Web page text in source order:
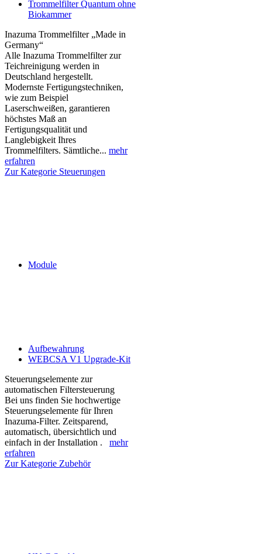
Trommelfilter Quantum ohne
Biokammer
Inazuma Trommelfilter „Made in
Germany“
Alle Inazuma Trommelfilter zur
Teichreinigung werden in
Deutschland hergestellt.
Modernste Fertigungstechniken,
wie zum Beispiel
Laserschweißen, garantieren
höchstes Maß an
Fertigungsqualität und
Langlebigkeit Ihres
Trommelfilters. Sämtliche... mehr
erfahren
Zur Kategorie Steuerungen
Module
Aufbewahrung
WEBCSA V1 Upgrade-Kit
Steuerungselemente zur
automatischen Filtersteuerung
Bei uns finden Sie hochwertige
Steuerungselemente für Ihren
Inazuma-Filter. Zeitsparend,
automatisch, übersichtlich und
einfach in der Installation . mehr
erfahren
Zur Kategorie Zubehör